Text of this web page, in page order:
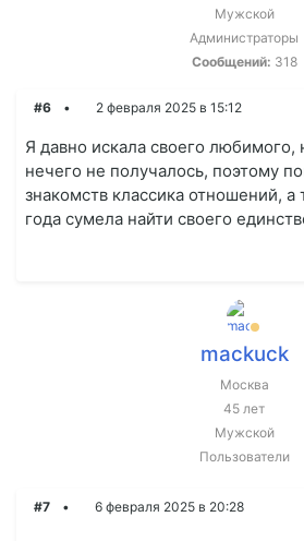
#6 2 февраля 2025 в 15:12
Я давно искала своего
нечего не получалось, поэтому
знакомств классика отношений,
года сумела найти своего
Мужской
Администраторы
Сообщений: 318
#7 6 февраля 2025 в 20:28
mackuck
Москва
45 лет
Мужской
Пользователи